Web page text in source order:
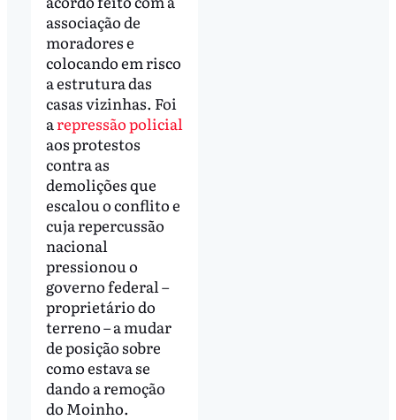
associação de
moradores e
colocando em risco
a estrutura das
casas vizinhas. Foi
a repressão policial
aos protestos
contra as
demolições que
escalou o conflito e
cuja repercussão
nacional
pressionou o
governo federal –
proprietário do
terreno – a mudar
de posição sobre
como estava se
dando a remoção
do Moinho.